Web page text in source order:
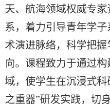
天、航海领域权威专
系，着力引导青年学
术演进脉络，科学把
向。课程致力于通过
域，使学生在沉浸式
之重器”研发实践，切